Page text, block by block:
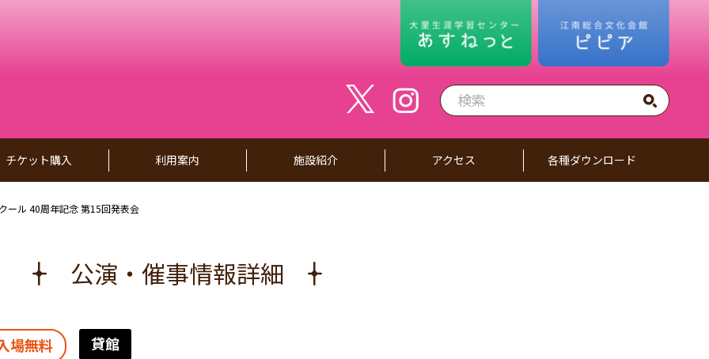
チケット購入 利用案内 施設紹介 アクセス 各種ダウンロード
ール 40周年記念 第15回発表会
公演・催事情報詳細
場無料 貸館